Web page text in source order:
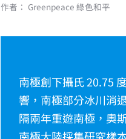
作者： Greenpeace 綠色和平
南極創下攝氏20.75
響，南極部分冰川消
隔兩年重遊南極，奧